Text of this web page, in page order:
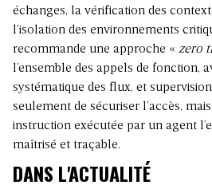
échanges, la vérification des
l’isolation des environnements
recommande une approche « zero
l’ensemble des appels de fonction,
systématique des flux, et
seulement de sécuriser l’accès,
instruction exécutée par un agent
maîtrisé et traçable.
DANS L'ACTUALITÉ